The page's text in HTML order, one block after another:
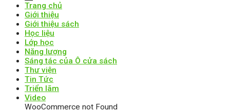
Trang chủ
Giới thiệu
Giới thiệu sách
Học liệu
Lớp học
Năng lượng
Sáng tác của Ô cửa sách
Thư viện
Tin Tức
Triển lãm
Video
WooCommerce not Found